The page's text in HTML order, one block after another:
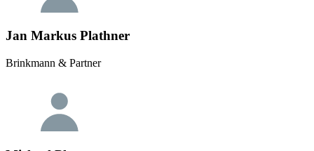
Jan Markus Plathner
Brinkmann & Partner